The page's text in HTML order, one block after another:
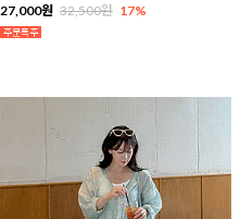
27,000원 32,500원 17%